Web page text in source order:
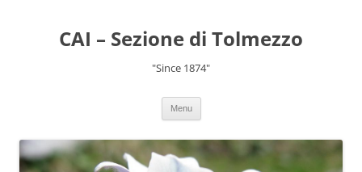
CAI – Sezione di Tolmezzo
"Since 1874"
Menu